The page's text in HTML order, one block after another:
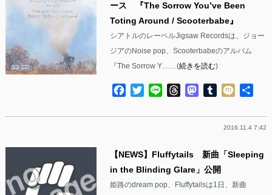
ース 『The Sorrow You’ve Been
Toting Around / Scooterbabe』
シアトルのレーベルJigsaw Recordsは、ジョー
ジアのNoise pop、Scooterbabeのアルバム
『The Sorrow Y……(続きを読む)
Facebook
TwitterLine ThreadsMastodon
Tumblr
Mixi
2016.11.4 7:42
【NEWS】Fluffytails 新曲「Sleeping
in the Blinding Glare」公開
姫路のdream pop、Fluffytailsは1日、新曲